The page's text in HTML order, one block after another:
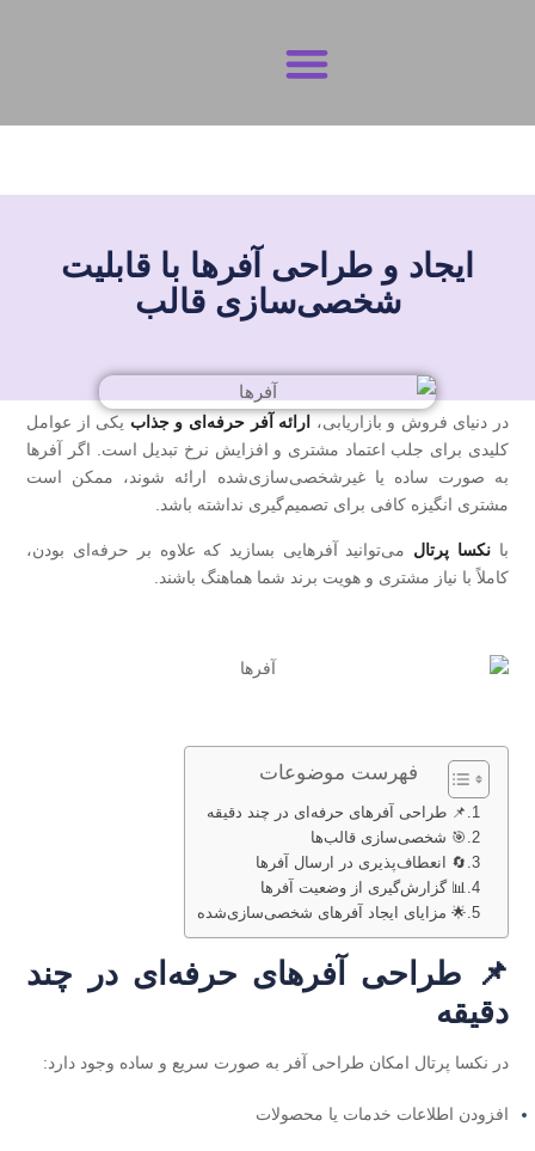
ایجاد و طراحی آفرها با قابلیت
شخصی‌سازی قالب
در دنیای فروش و بازاریابی، ارائه آفر حرفه‌ای و جذاب یکی از عوامل
کلیدی برای جلب اعتماد مشتری و افزایش نرخ تبدیل است. اگر آفرها
به‌ صورت ساده یا غیرشخصی‌سازی‌شده ارائه شوند، ممکن است
مشتری انگیزه کافی برای تصمیم‌گیری نداشته باشد.
بانکسا پرتال می‌توانید آفرهایی بسازید که علاوه بر حرفه‌ای بودن،
کاملاً با نیاز مشتری و هویت برند شما هماهنگ باشند.
فهرست موضوعات
📌 طراحی آفرهای حرفه‌ای در چند دقیقه
🎯 شخصی‌سازی قالب‌ها
🔄 انعطاف‌پذیری در ارسال آفرها
📊 گزارش‌گیری از وضعیت آفرها
🌟 مزایای ایجاد آفرهای شخصی‌سازی‌شده
📌 طراحی آفرهای حرفه‌ای در چند
دقیقه
در نکسا پرتال امکان طراحی آفر به‌ صورت سریع و ساده وجود دارد:
افزودن اطلاعات خدمات یا محصولات